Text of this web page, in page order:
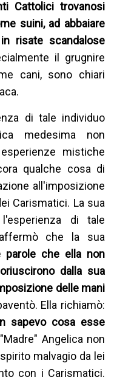
Cattolici trovanosi
suini, ad abbaiare
risate scandalose
il grugnire
cani, sono chiari
di tale individuo
medesima non
mistiche
qualche cosa di
all'imposizione
Carismatici. La sua
di tale
che la sua
parole che ella non
dalla sua
delle mani
Ella richiamò:
sapevo cosa esse
"Madre" Angelica non
malvagio da lei
con i Carismatici.